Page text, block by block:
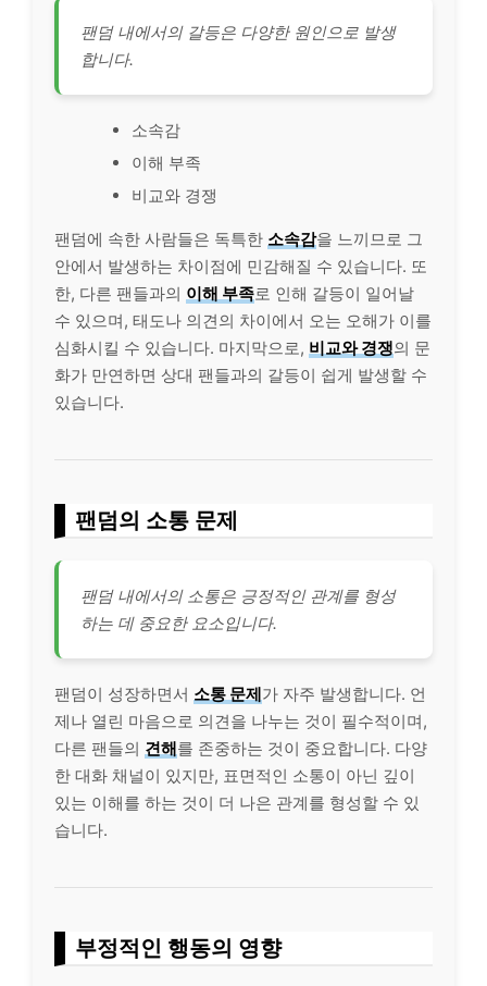
팬덤 내에서의 갈등은 다양한 원인으로 발생
합니다.
소속감
이해 부족
비교와 경쟁
팬덤에 속한 사람들은 독특한 소속감을 느끼므로 그
안에서 발생하는 차이점에 민감해질 수 있습니다. 또
한, 다른 팬들과의 이해 부족로 인해 갈등이 일어날
수 있으며, 태도나 의견의 차이에서 오는 오해가 이를
심화시킬 수 있습니다. 마지막으로, 비교와 경쟁의 문
화가 만연하면 상대 팬들과의 갈등이 쉽게 발생할 수
있습니다.
팬덤의 소통 문제
팬덤 내에서의 소통은 긍정적인 관계를 형성
하는 데 중요한 요소입니다.
팬덤이 성장하면서 소통 문제가 자주 발생합니다. 언
제나 열린 마음으로 의견을 나누는 것이 필수적이며,
다른 팬들의 견해를 존중하는 것이 중요합니다. 다양
한 대화 채널이 있지만, 표면적인 소통이 아닌 깊이
있는 이해를 하는 것이 더 나은 관계를 형성할 수 있
습니다.
부정적인 행동의 영향